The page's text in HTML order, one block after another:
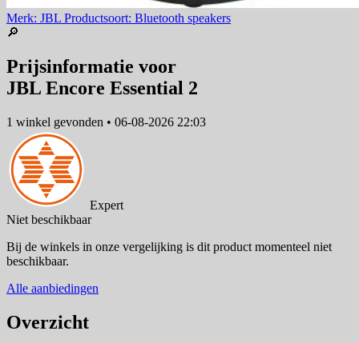
Merk: JBL Productsoort: Bluetooth speakers
🔎
Prijsinformatie voor
JBL Encore Essential 2
1 winkel gevonden • 06-08-2026 22:03
Expert
Niet beschikbaar
Bij de winkels in onze vergelijking is dit product momenteel niet
beschikbaar.
Alle aanbiedingen
Overzicht